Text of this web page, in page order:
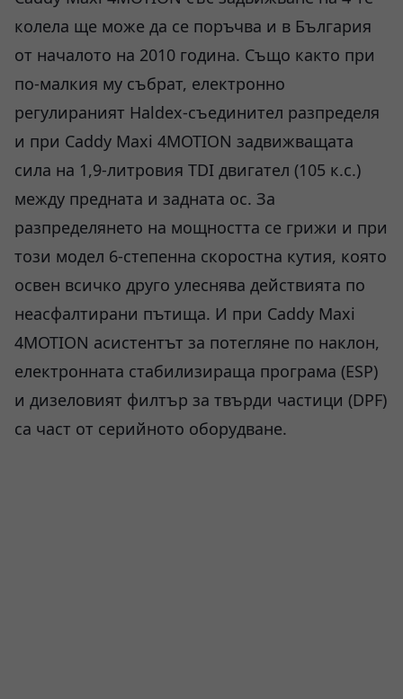
колела ще може да се поръчва и в България
от началото на 2010 година. Също както при
по-малкия му събрат, електронно
регулираният Haldex-съединител разпределя
и при Caddy Maxi 4MOTION задвижващата
сила на 1,9-литровия TDI двигател (105 к.с.)
между предната и задната ос. За
разпределянето на мощността се грижи и при
този модел 6-степенна скоростна кутия, която
освен всичко друго улеснява действията по
неасфалтирани пътища. И при Caddy Maxi
4MOTION асистентът за потегляне по наклон,
електронната стабилизираща програма (ESP)
и дизеловият филтър за твърди частици (DPF)
са част от серийното оборудване.